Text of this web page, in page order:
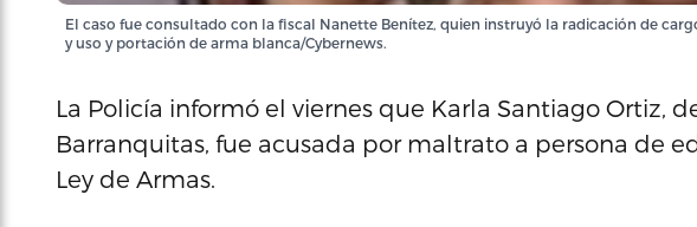
El caso fue consultado con la fiscal Nanette Benítez, quien instruyó la radicación de
y uso y portación de arma blanca/Cybernews.
La Policía informó el viernes que Karla Santiago Ortiz,
Barranquitas, fue acusada por maltrato a persona de
Ley de Armas.